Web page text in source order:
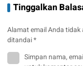
Tinggalkan
Alamat email Anda
ditandai*
Simpan nama,